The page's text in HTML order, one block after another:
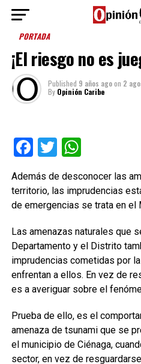
PORTADA
¡El riesgo no es
Published 9 años agoon 2
By Opinión Caribe
Facebook
Twitter
Además de desconocer las
territorio, las imprudencias
de emergencias se trata en el
Las amenazas naturales que
Departamento y el Distrito
imprudencias cometidas por
enfrentan a ellos. En vez de
es a averiguar sobre el
Prueba de ello, es el
amenaza de tsunami que se
el municipio de Ciénaga,
sector, en vez de